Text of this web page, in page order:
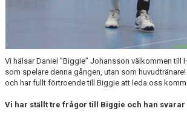
Vi hälsar Daniel ”Biggie” Johansson välkommen till
som spelare denna gången, utan som
och har fullt förtroende till Biggie att leda oss
Vi har ställt tre frågor till Biggie och han svarar